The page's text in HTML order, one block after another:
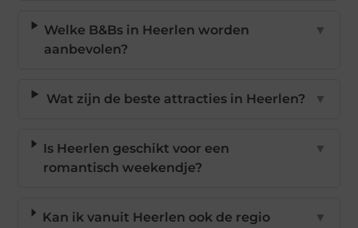
Welke B&Bs in Heerlen worden
aanbevolen?
▼
Wat zijn de beste attracties in Heerlen? ▼
Is Heerlen geschikt voor een
romantisch weekendje?
▼
Kan ik vanuit Heerlen ook de regio
▼